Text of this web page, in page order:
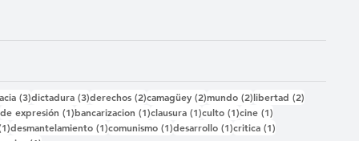
(3)3 entradas
dictadura (3)3 entradas
derechos (2)2 entradas
camagüey (2)2 entradas
mundo (2)2 entradas
libertad (2)
2 entradas
de expresión (1)1 entrada
bancarizacion (1)1 entrada
clausura (1)1 entrada
culto (1)1 entrada
cine (1)
1 entrada
desmantelamiento (1)1 entrada
comunismo (1)1 entrada
desarrollo (1)1 entrada
critica (1)